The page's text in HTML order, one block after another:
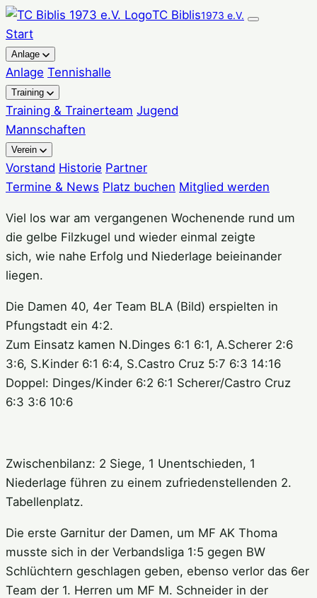
Zum
Inhalt
springen
TC Biblis1973 e.V.
Start
Anlage
Anlage Tennishalle
Training
Training & Trainerteam Jugend
Mannschaften
Verein
Vorstand Historie Partner
Termine & News Platz buchen Mitglied werden
Viel los war am vergangenen Wochenende rund um
die gelbe Filzkugel und wieder einmal zeigte
sich, wie nahe Erfolg und Niederlage beieinander
liegen.
Die Damen 40, 4er Team BLA (Bild) erspielten in
Pfungstadt ein 4:2.
Zum Einsatz kamen N.Dinges 6:1 6:1, A.Scherer 2:6
3:6, S.Kinder 6:1 6:4, S.Castro Cruz 5:7 6:3 14:16
Doppel: Dinges/Kinder 6:2 6:1 Scherer/Castro Cruz
6:3 3:6 10:6
Zwischenbilanz: 2 Siege, 1 Unentschieden, 1
Niederlage führen zu einem zufriedenstellenden 2.
Tabellenplatz.
Die erste Garnitur der Damen, um MF AK Thoma
musste sich in der Verbandsliga 1:5 gegen BW
Schlüchtern geschlagen geben, ebenso verlor das 6er
Team der 1. Herren um MF M. Schneider in der